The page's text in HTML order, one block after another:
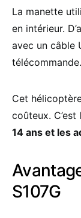
La manette
en intérieur.
avec un câble
télécommande.
Cet
coûteux.
14 ans et les
S107G